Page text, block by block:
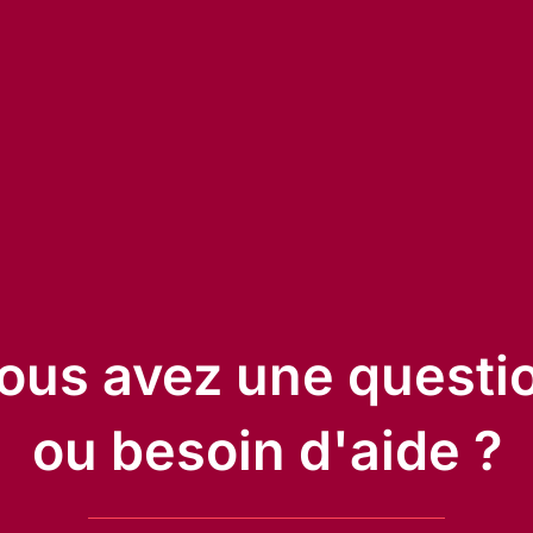
avez une
ou besoin d'aide ?